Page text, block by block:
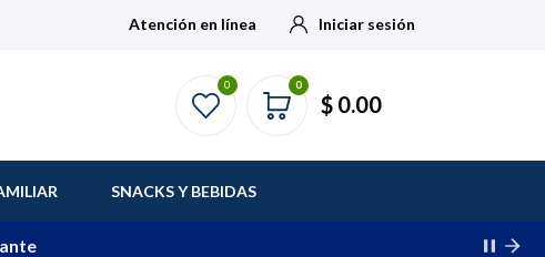
Atención en línea Iniciar sesión
0 0
$ 0.00
SNACKS Y BEBIDAS